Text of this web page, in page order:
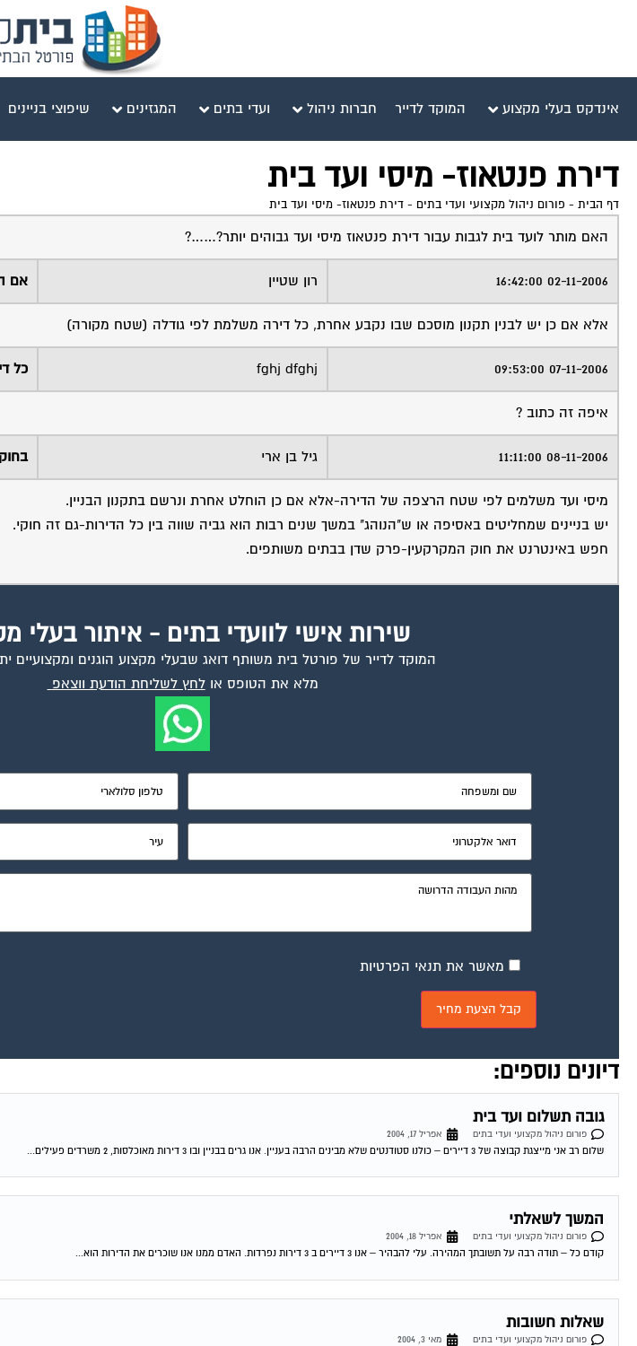
אינדקס בעלי מקצוע המוקד לדייר חברות ניהול ועדי בתים המגזינים שיפוצי בניינים
דירת פנטאוז- מיסי ועד בית
דף הבית - פורום ניהול מקצועי ועדי בתים - דירת פנטאוז- מיסי ועד בית
האם מותר לועד בית לגבות עבור דירת פנטאוז מיסי ועד גבוהים יותר?……?
02-11-2006 16:42:00 רון שטיין אם
אלא אם כן יש לבנין תקנון מוסכם שבו נקבע אחרת, כל דירה משלמת לפי גודלה (שטח מקורה)
07-11-2006 09:53:00
fghj dfghj כל
איפה זה כתוב ?
08-11-2006 11:11:00 גיל בן ארי
מיסי ועד משלמים לפי שטח הרצפה של הדירה-אלא אם כן הוחלט אחרת ונרשם בתקנון הבניין.
יש בניינים שמחליטים באסיפה או ש"הנוהג" במשך שנים רבות הוא גביה שווה בין כל הדירות-גם זה חוקי.
חפש באינטרנט את חוק המקרקעין-פרק שדן בבתים משותפים.
שירות אישי לוועדי בתים - איתור בעלי
המוקד לדייר של פורטל בית משותף דואג שבעלי מקצוע הוגנים ומקצועיים
מלא את הטופס אולחץ לשליחת הודעת ווצאפ
מאשר את תנאי הפרטיות
דיונים נוספים:
גובה תשלום ועד בית
פורום ניהול מקצועי ועדי בתים
אפריל 17, 2004
שלום רב אני מייצגת קבוצה של 3 דיירים – כולנו סטודנטים שלא מבינים הרבה בעניין. אנו גרים בבניין ובו 3 דירות מאוכלסות, 2 משרדים פעילים...
המשך לשאלתי
פורום ניהול מקצועי ועדי בתים
אפריל 18, 2004
קודם כל – תודה רבה על תשובתך המהירה. עלי להבהיר – אנו 3 דיירים ב 3 דירות נפרדות. האדם ממנו אנו שוכרים את הדירות הוא...
שאלות חשובות
פורום ניהול מקצועי ועדי בתים
מאי 3, 2004